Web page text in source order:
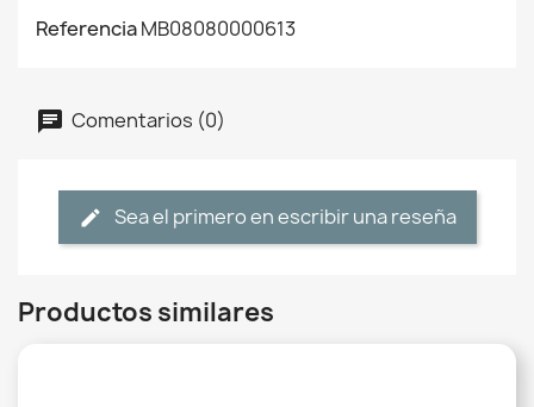
ReferenciaMB08080000613
Comentarios (0)
Sea el primero en escribir una reseña
Productos similares